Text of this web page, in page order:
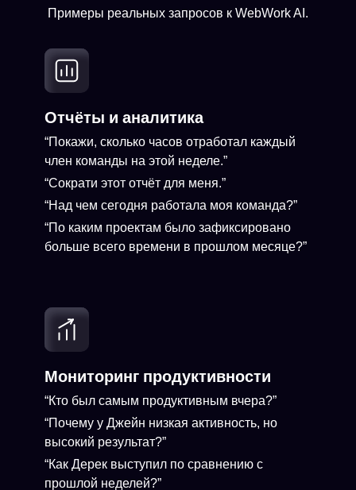
Примеры реальных запросов к WebWork AI.
Отчёты и аналитика
“Покажи, сколько часов отработал каждый
член команды на этой неделе.”
“Сократи этот отчёт для меня.”
“Над чем сегодня работала моя команда?”
“По каким проектам было зафиксировано
больше всего времени в прошлом месяце?”
Мониторинг продуктивности
“Кто был самым продуктивным вчера?”
“Почему у Джейн низкая активность, но
высокий результат?”
“Как Дерек выступил по сравнению с
прошлой неделей?”